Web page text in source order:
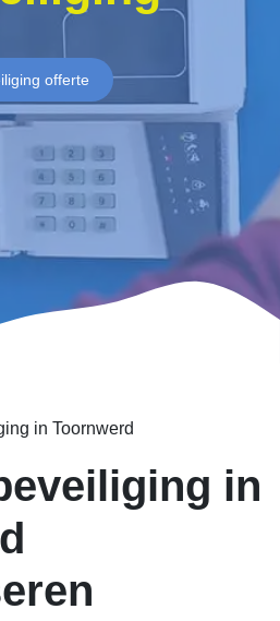
offerte
in Toornwerd
in